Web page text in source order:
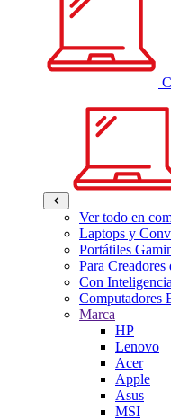
Ver todo en
Laptops y
Portátiles
Para
Con
Computadores
Marca
HP
Lenovo
Acer
Apple
Asus
MSI